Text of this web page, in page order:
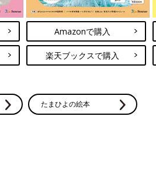
Amazonで購入
楽天ブックスで購入
たまひよの絵本